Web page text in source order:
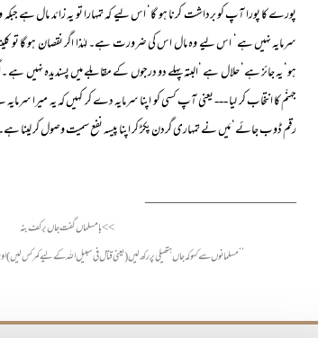
پورے کا پورا آپ کو برداشت کرنا ہو گا‘ اس لیے کہ تمہارا تو یہ زائد
سرمایہ نہیں ہے‘ اس لیے وہ مال اس کی ضرورت ہے۔ لہٰذا اگر نقصان ہو گا تو
ہو‘ یہ جائز ہے‘ حلال ہے ‘البتہ پہلے دو درجوں کے مقابلے میں پسندیدہ
جہنّم کا انتخاب کر لیا --- یعنی آپ کسی کو اپنا سرمایہ دے کر کہیں کہ یہ میرا
رقم ڈوب جائے‘ مَیں نے تمہاری گردن پکڑ کر اپنا پیسہ نفع سمیت وصول کر لینا
_____________________
>> بامسلماں گفت جاں بر کف بنہ
’’مسلمانوں سے کہو کہ جاں ہتھیلی پر رکھ لیں (یعنی قتال فی سبیل اللہ کے لیے کمر